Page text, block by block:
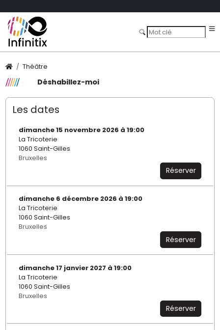
Théâtre
Déshabillez-moi
Les dates
dimanche 15 novembre 2026 à 19:00
La Tricoterie
1060 Saint-Gilles
Bruxelles
Réserver
dimanche 6 décembre 2026 à 19:00
La Tricoterie
1060 Saint-Gilles
Bruxelles
Réserver
dimanche 17 janvier 2027 à 19:00
La Tricoterie
1060 Saint-Gilles
Bruxelles
Réserver